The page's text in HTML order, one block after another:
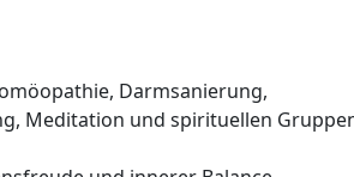
Darmsanierung,
Meditation und spirituellen